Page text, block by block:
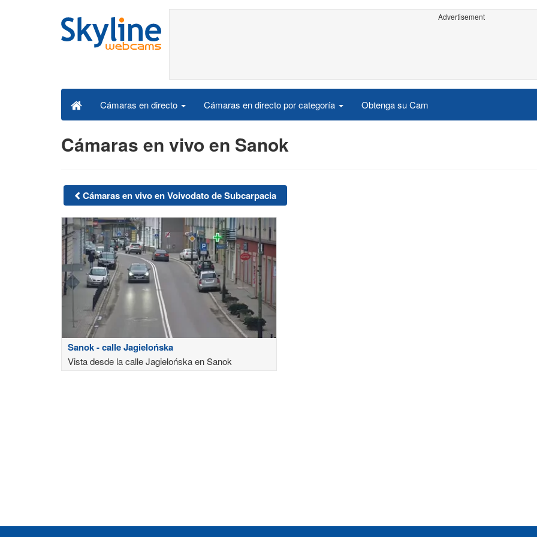
Advertisement
Cámaras en directo Cámaras en directo por categoría Obtenga su Cam
Cámaras en vivo en Sanok
Cámaras en vivo en Voivodato de Subcarpacia
Sanok - calle Jagielońska
Vista desde la calle Jagielońska en Sanok